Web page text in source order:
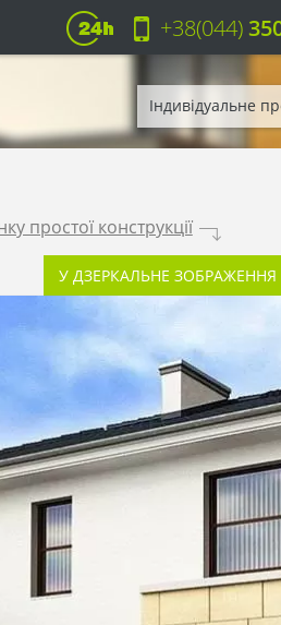
+38(044)
Індивідуальне
простої конструкції .
У ДЗЕРКАЛЬНЕ ЗОБРАЖЕННЯ